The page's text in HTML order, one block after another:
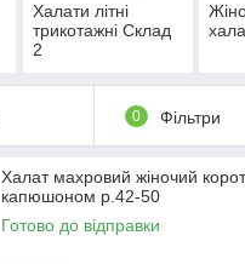
Халати літні
трикотажні Склад
2
0 Фільтри
Халат махровий жіночий
капюшоном р.42-50
Готово до відправки